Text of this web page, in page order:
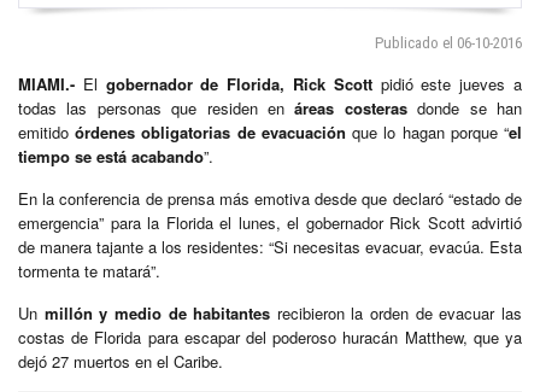
Publicado el 06-10-2016
MIAMI.- El gobernador de Florida, Rick Scottpidió este jueves a
todas las personas que residen enáreas costerasdonde se han
emitidoórdenes obligatorias de evacuación que lo hagan porque “el
tiempo se está acabando”.
En la conferencia de prensa más emotiva desde que declaró “estado de
emergencia” para la Florida el lunes, el gobernador Rick Scott advirtió
de manera tajante a los residentes: “Si necesitas evacuar, evacúa. Esta
tormenta te matará”.
Un millón y medio de habitantes recibieron la orden de evacuar las
costas de Florida para escapar del poderoso huracán Matthew, que ya
dejó 27 muertos en el Caribe.